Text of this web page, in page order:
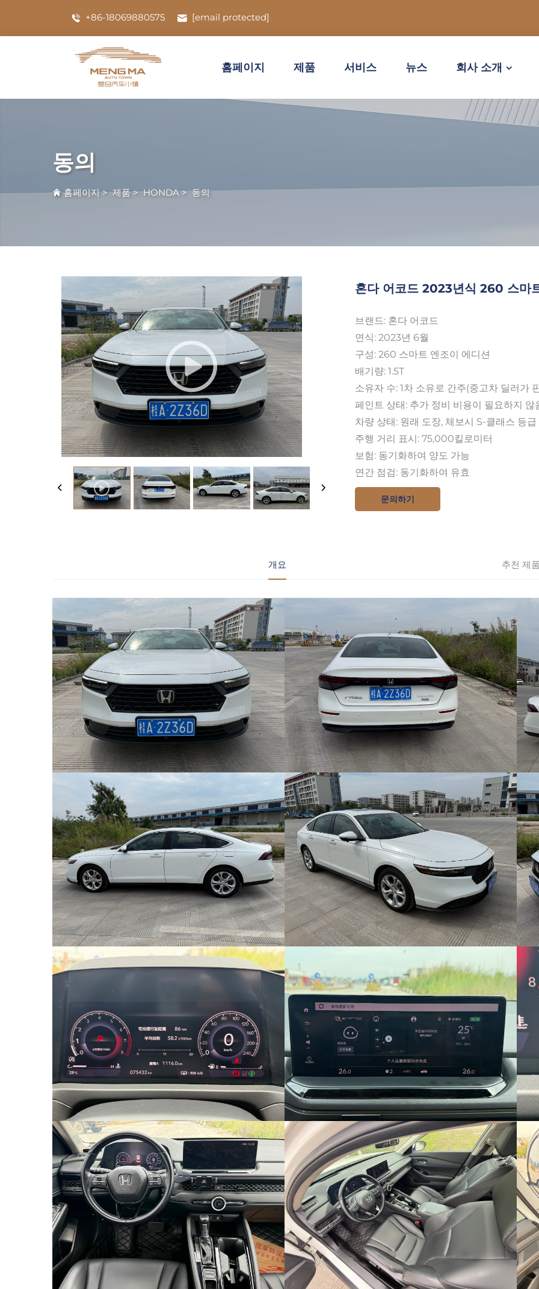
+86-18069880575 [email protected]
홈페이지 제품 서비스 뉴스 회사 소개
동의
홈페이지>제품>HONDA>동의
혼다 어코드 2023년식 260 스마
브랜드: 혼다 어코드
연식: 2023년 6월
구성: 260 스마트 엔조이 에디션
배기량: 1.5T
소유자 수: 1차 소유로 간주(중고차 딜러가
페인트 상태: 추가 정비 비용이 필요하지 않
차량 상태: 원래 도장, 체보시 S-클래스 등급
주행 거리 표시: 75,000킬로미터
보험: 동기화하여 양도 가능
연간 점검: 동기화하여 유효
문의하기
개요 추천 제